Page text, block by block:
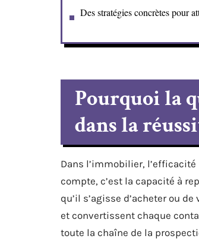
Des stratégies concrètes pour
Pourquoi la
dans la
Dans l’immobilier,
compte, c’est la capacité à
qu’il s’agisse d’acheter ou
et convertissent chaque
toute la chaîne de la